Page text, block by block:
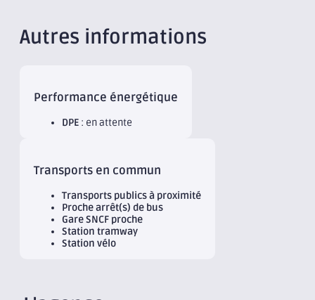
Autres informations
Performance énergétique
DPE : en attente
Transports en commun
Transports publics à proximité
Proche arrêt(s) de bus
Gare SNCF proche
Station tramway
Station vélo